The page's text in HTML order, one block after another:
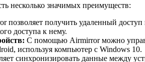
несколько значимых преимуществ:
позволяет получить удаленный
доступа к нему.
С помощью Airmirror можно
используя компьютер с Windows 10.
синхронизировать данные между